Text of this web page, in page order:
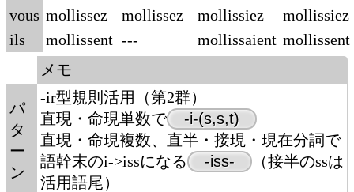
vous mollissez mollissez mollissiez
mollissiez
ils
mollissent --- mollissaient mollissent
メモ
パ
タ
ー
ン
-ir型規則活用（第2群）
直現・命現単数で
-i-(s,s,t)
直現・命現複数、直半・接現・現在分詞で
語幹末のi->issになる
-iss-
（接半のssは
活用語尾）